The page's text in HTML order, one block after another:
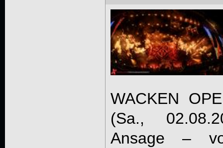
WACKEN
(Sa.,
Ansage –